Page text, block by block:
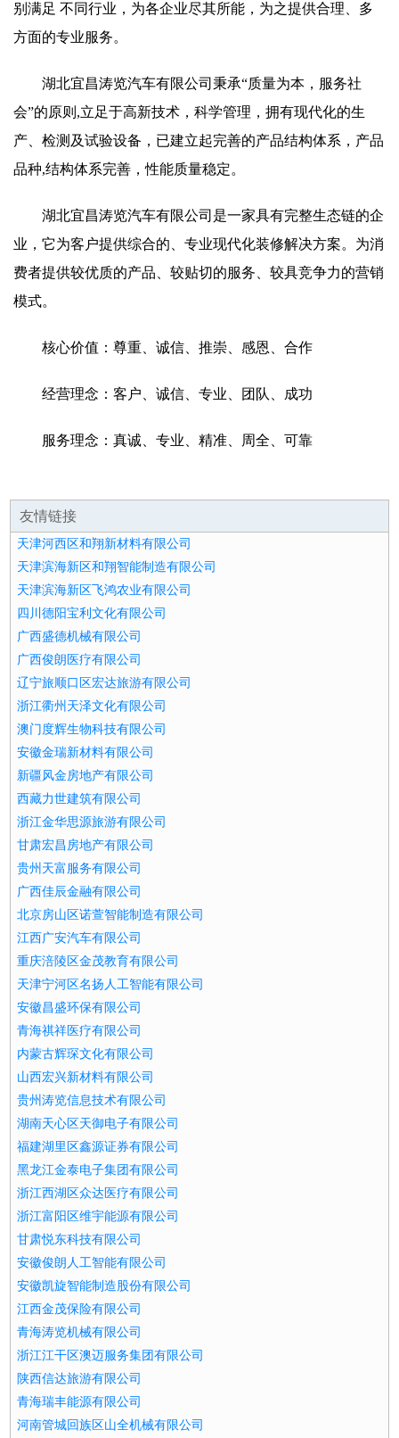
别满足 不同行业，为各企业尽其所能，为之提供合理、多
方面的专业服务。
湖北宜昌涛览汽车有限公司秉承“质量为本，服务社
会”的原则,立足于高新技术，科学管理，拥有现代化的生
产、检测及试验设备，已建立起完善的产品结构体系，产品
品种,结构体系完善，性能质量稳定。
湖北宜昌涛览汽车有限公司是一家具有完整生态链的企
业，它为客户提供综合的、专业现代化装修解决方案。为消
费者提供较优质的产品、较贴切的服务、较具竞争力的营销
模式。
核心价值：尊重、诚信、推崇、感恩、合作
经营理念：客户、诚信、专业、团队、成功
服务理念：真诚、专业、精准、周全、可靠
友情链接
天津河西区和翔新材料有限公司
天津滨海新区和翔智能制造有限公司
天津滨海新区飞鸿农业有限公司
四川德阳宝利文化有限公司
广西盛德机械有限公司
广西俊朗医疗有限公司
辽宁旅顺口区宏达旅游有限公司
浙江衢州天泽文化有限公司
澳门度辉生物科技有限公司
安徽金瑞新材料有限公司
新疆风金房地产有限公司
西藏力世建筑有限公司
浙江金华思源旅游有限公司
甘肃宏昌房地产有限公司
贵州天富服务有限公司
广西佳辰金融有限公司
北京房山区诺萱智能制造有限公司
江西广安汽车有限公司
重庆涪陵区金茂教育有限公司
天津宁河区名扬人工智能有限公司
安徽昌盛环保有限公司
青海祺祥医疗有限公司
内蒙古辉琛文化有限公司
山西宏兴新材料有限公司
贵州涛览信息技术有限公司
湖南天心区天御电子有限公司
福建湖里区鑫源证券有限公司
黑龙江金泰电子集团有限公司
浙江西湖区众达医疗有限公司
浙江富阳区维宇能源有限公司
甘肃悦东科技有限公司
安徽俊朗人工智能有限公司
安徽凯旋智能制造股份有限公司
江西金茂保险有限公司
青海涛览机械有限公司
浙江江干区澳迈服务集团有限公司
陕西信达旅游有限公司
青海瑞丰能源有限公司
河南管城回族区山全机械有限公司